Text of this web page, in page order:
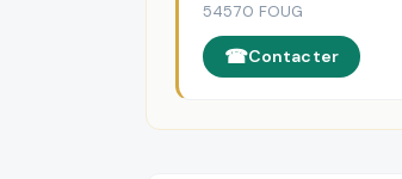
54570 FOUG
Contacter